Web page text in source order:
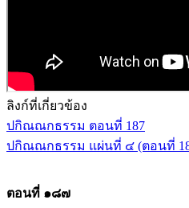
ลิงก์ที่เกี่ยวข้อง
ปกิณณกธรรม ตอนที่ 187
ปกิณณกธรรม แผ่นที่ ๔ (ตอนที่
ตอนที่ ๑๘๗